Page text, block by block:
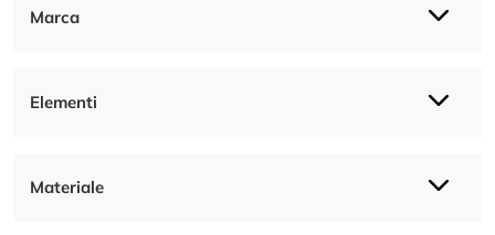
Marca
Elementi
Materiale